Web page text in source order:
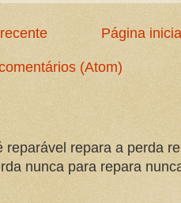
Página
(Atom)
reparável repara a perda
nunca para repara